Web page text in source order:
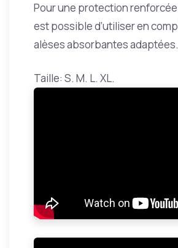
Pour une protection renforcée
est possible d’utiliser en
alèses absorbantes adaptées.
Taille: S. M. L. XL.